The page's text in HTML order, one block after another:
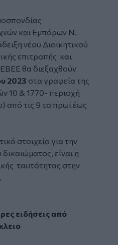
και Εμπόρων Ν.
νέου Διοικητικού
επιτροπής και
θα διεξαχθούν
2023 στα γραφεία της
10 & 1770- περιοχή
από τις 9 το πρωί έως
στοιχείο για την
είναι η
ταυτότητας στην
ειδήσεις από